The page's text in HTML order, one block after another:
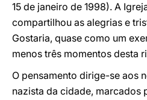
15 de janeiro de 1998). A
compartilhou as alegrias e
Gostaria, quase como um
menos três momentos desta
O pensamento dirige-se aos
nazista da cidade, marcados